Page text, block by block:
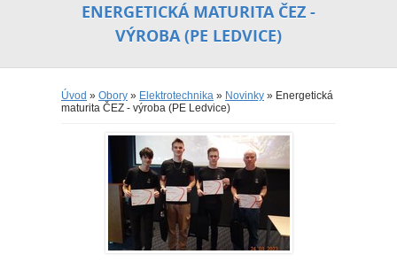
ENERGETICKÁ MATURITA ČEZ -
VÝROBA (PE LEDVICE)
Úvod » Obory » Elektrotechnika » Novinky » Energetická
maturita ČEZ - výroba (PE Ledvice)